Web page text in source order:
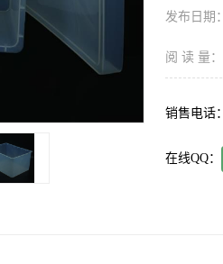
发布日期：
阅 读 量：
销售电话：
在线QQ：